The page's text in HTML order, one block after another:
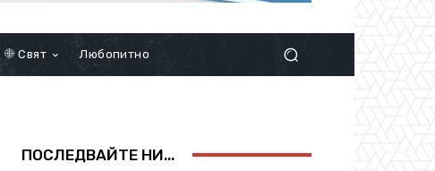
Свят Любопитно
ПОСЛЕДВАЙТЕ НИ...